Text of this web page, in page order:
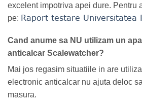
excelent impotriva apei dure. Pentru
pe: Raport testare Universitatea
Cand anume sa NU utilizam un
anticalcar Scalewatcher?
Mai jos regasim situatiile in are
electronic anticalcar nu ajuta deloc
masura.